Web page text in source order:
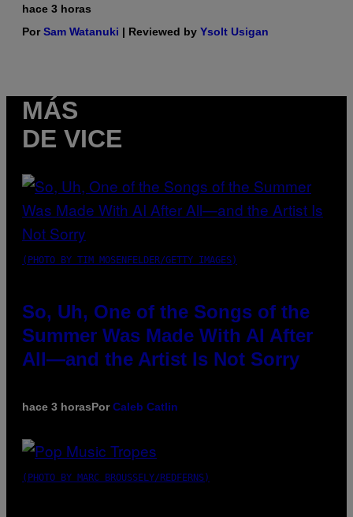
hace 3 horas
PorSam Watanuki | Reviewed by Ysolt Usigan
MÁS
DE VICE
(PHOTO BY TIM MOSENFELDER/GETTY IMAGES)
So, Uh, One of the Songs of the
Summer Was Made With AI After
All—and the Artist Is Not Sorry
hace 3 horasPorCaleb Catlin
(PHOTO BY MARC BROUSSELY/REDFERNS)